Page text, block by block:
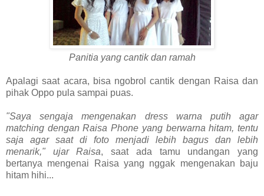
Panitia yang cantik dan ramah
Apalagi saat acara, bisa ngobrol cantik dengan Raisa dan
pihak Oppo pula sampai puas.
"Saya sengaja mengenakan dress warna putih agar
matching dengan Raisa Phone yang berwarna hitam, tentu
saja agar saat di foto menjadi lebih bagus dan lebih
menarik," ujar Raisa, saat ada tamu undangan yang
bertanya mengenai Raisa yang nggak mengenakan baju
hitam hihi...